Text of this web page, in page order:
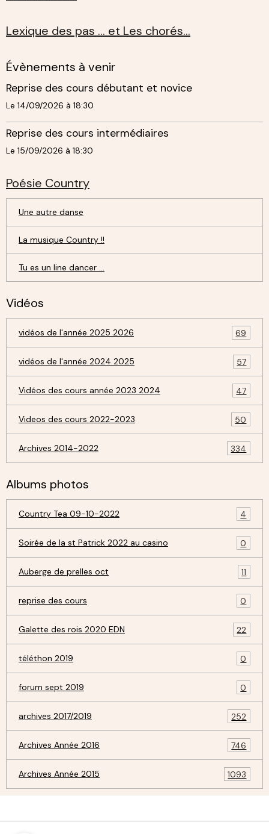
Lexique des pas ... et Les chorés...
Évènements à venir
Reprise des cours débutant et novice
Le 14/09/2026 à 18:30
Reprise des cours intermédiaires
Le 15/09/2026 à 18:30
Poésie Country
Une autre danse
La musique Country !!
Tu es un line dancer ...
Vidéos
vidéos de l'année 2025 2026 69
vidéos de l'année 2024 2025 57
Vidéos des cours année 2023 2024 47
Videos des cours 2022-2023 50
Archives 2014-2022 334
Albums photos
Country Tea 09-10-2022 4
Soirée de la st Patrick 2022 au casino 0
Auberge de prelles oct 11
reprise des cours 0
Galette des rois 2020 EDN 22
téléthon 2019 0
forum sept 2019 0
archives 2017/2019 252
Archives Année 2016 746
Archives Année 2015 1093